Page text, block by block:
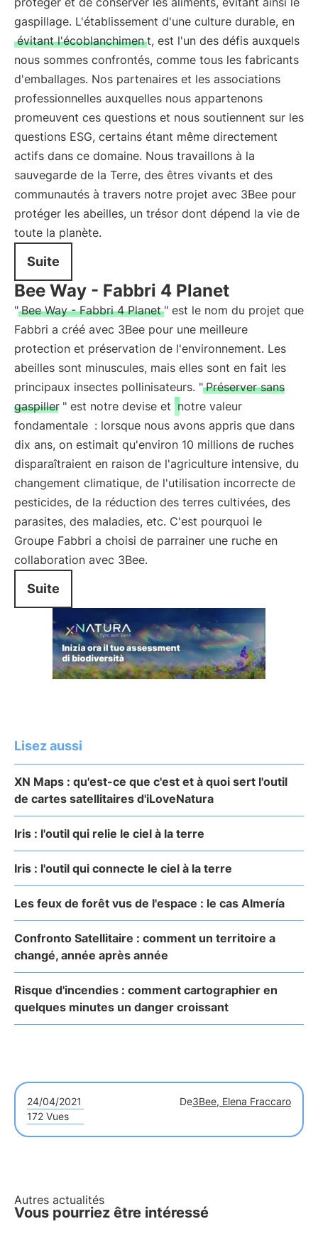
gaspillage. L'établissement d'une culture durable, en
évitant l'écoblanchimen t, est l'un des défis auxquels
nous sommes confrontés, comme tous les fabricants
d'emballages. Nos partenaires et les associations
professionnelles auxquelles nous appartenons
promeuvent ces questions et nous soutiennent sur les
questions ESG, certains étant même directement
actifs dans ce domaine. Nous travaillons à la
sauvegarde de la Terre, des êtres vivants et des
communautés à travers notre projet avec 3Bee pour
protéger les abeilles, un trésor dont dépend la vie de
toute la planète.
Suite
Bee Way - Fabbri 4 Planet
" Bee Way - Fabbri 4 Planet " est le nom du projet que
Fabbri a créé avec 3Bee pour une meilleure
protection et préservation de l'environnement. Les
abeilles sont minuscules, mais elles sont en fait les
principaux insectes pollinisateurs. " Préserver sans
gaspiller " est notre devise et notre valeur
fondamentale : lorsque nous avons appris que dans
dix ans, on estimait qu'environ 10 millions de ruches
disparaîtraient en raison de l'agriculture intensive, du
changement climatique, de l'utilisation incorrecte de
pesticides, de la réduction des terres cultivées, des
parasites, des maladies, etc. C'est pourquoi le
Groupe Fabbri a choisi de parrainer une ruche en
collaboration avec 3Bee.
Suite
Lisez aussi
XN Maps : qu'est-ce que c'est et à quoi sert l'outil
de cartes satellitaires d'iLoveNatura
Iris : l'outil qui relie le ciel à la terre
Iris : l'outil qui connecte le ciel à la terre
Les feux de forêt vus de l'espace : le cas Almería
Confronto Satellitaire : comment un territoire a
changé, année après année
Risque d'incendies : comment cartographier en
quelques minutes un danger croissant
24/04/2021 De3Bee, Elena Fraccaro
172 Vues
Autres actualités
Vous pourriez être intéressé